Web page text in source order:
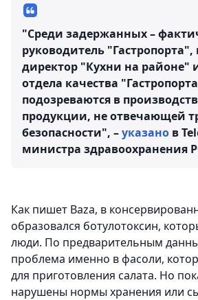
"Среди задержанных –
руководитель
директор "Кухни на районе"
отдела качества
подозреваются в
продукции, не отвечающей
безопасности", –указано в
министра здравоохранения
Как пишет Baza, в
образовался ботулотоксин,
люди. По предварительным
проблема именно в фасоли,
для приготовления салата. Но
нарушены нормы хранения или